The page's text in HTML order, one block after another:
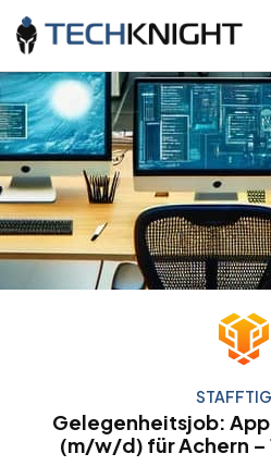
Gelegenheitsjob:
(m/w/d) für Achern –